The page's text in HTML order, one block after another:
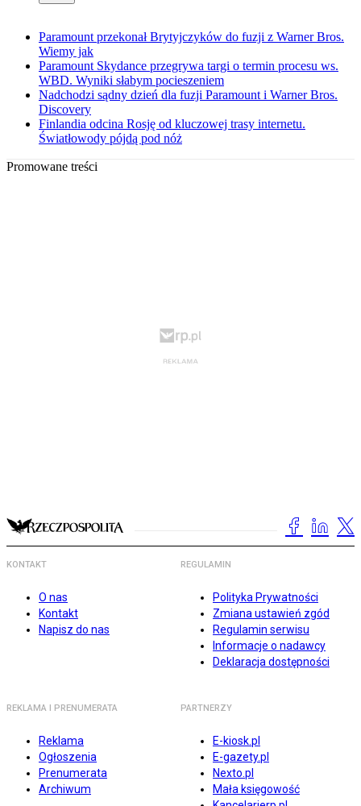
Paramount przekonał Brytyjczyków do fuzji z Warner Bros.
Wiemy jak
Paramount Skydance przegrywa targi o termin procesu ws.
WBD. Wyniki słabym pocieszeniem
Nadchodzi sądny dzień dla fuzji Paramount i Warner Bros.
Discovery
Finlandia odcina Rosję od kluczowej trasy internetu.
Światłowody pójdą pod nóż
Promowane treści
KONTAKT
O nas
Kontakt
Napisz do nas
REGULAMIN
Polityka Prywatności
Zmiana ustawień zgód
Regulamin serwisu
Informacje o nadawcy
Deklaracja dostępności
REKLAMA I PRENUMERATA
Reklama
Ogłoszenia
Prenumerata
Archiwum
PARTNERZY
E-kiosk.pl
E-gazety.pl
Nexto.pl
Mała księgowość